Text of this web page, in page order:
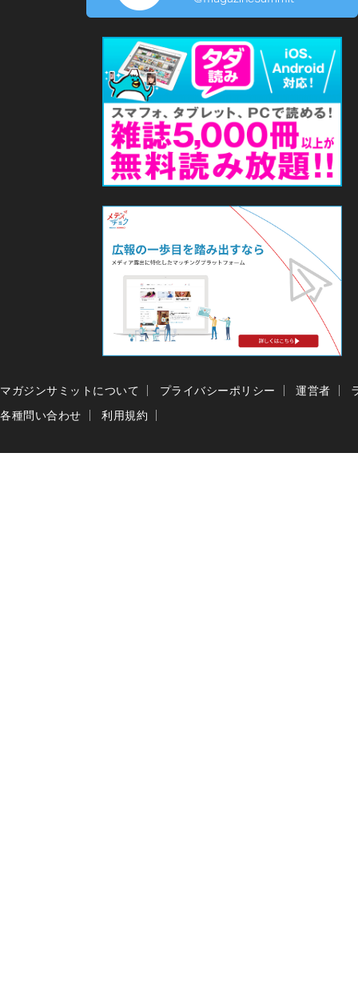
マガジンサミットについて プライバシーポリシー 運営者
各種問い合わせ
利用規約